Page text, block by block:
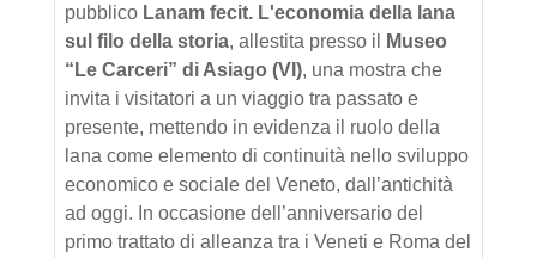
pubblico Lanam fecit. L'economia della lana
sul filo della storia, allestita presso il
Museo
“Le Carceri” di Asiago (VI), una mostra che
invita i visitatori a un viaggio tra passato e
presente, mettendo in evidenza il ruolo della
lana come elemento di continuità nello sviluppo
economico e sociale del Veneto, dall’antichità
ad oggi. In occasione dell’anniversario del
primo trattato di alleanza tra i Veneti e Roma del